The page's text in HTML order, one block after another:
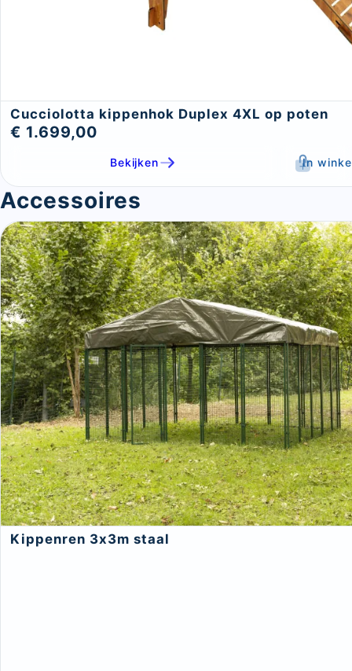
Cucciolotta kippenhok Duplex 4XL op poten
€ 1.699,00
Bekijken In
Accessoires
Kippenren 3x3m staal